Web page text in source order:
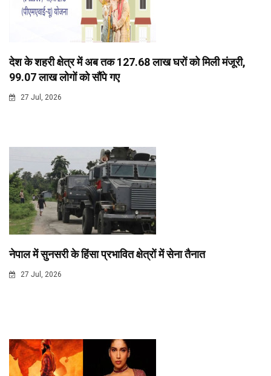
देश के शहरी क्षेत्र में अब तक 127.68 लाख घरों को मिली मंजूरी,
99.07 लाख लोगों को सौंपे गए
27 Jul, 2026
नेपाल में सुनसरी के हिंसा प्रभावित क्षेत्रों में सेना तैनात
27 Jul, 2026